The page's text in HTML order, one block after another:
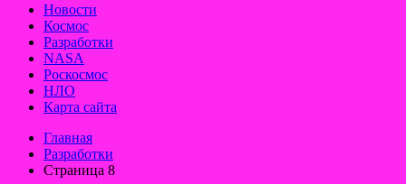
Новости
Космос
Разработки
NASA
Роскосмос
НЛО
Карта сайта
Главная
Разработки
Страница 8